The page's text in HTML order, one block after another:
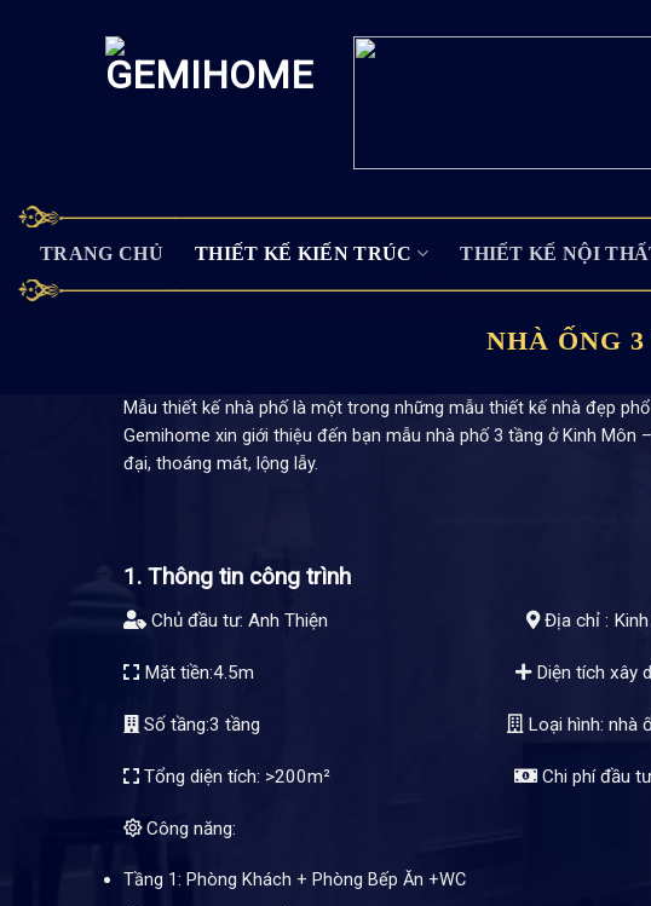
TRANG CHỦ THIẾT KẾ KIẾN TRÚC THIẾT KẾ NỘI
NHÀ ỐNG
Mẫu thiết kế nhà phố là một trong những mẫu thiết kế nhà đẹp
Gemihome xin giới thiệu đến bạn mẫu nhà phố 3 tầng ở Kinh
đại, thoáng mát, lộng lẫy.
1. Thông tin công trình
Chủ đầu tư: Anh Thiện Địa chỉ :
Mặt tiền:4.5m Diện tích xây
Số tầng:3 tầng Loại hình: nhà
Tổng diện tích: >200m² Chi phí đầu
Công năng:
Tầng 1: Phòng Khách + Phòng Bếp Ăn +WC